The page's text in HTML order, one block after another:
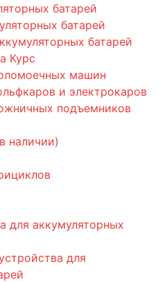
батарей
батарей
батарей
Курс
машин
и электрокаров
подъемников
наличии)
для аккумуляторных
для